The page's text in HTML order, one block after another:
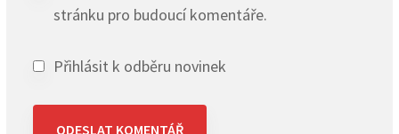
stránku pro budoucí komentáře.
Přihlásit k odběru novinek